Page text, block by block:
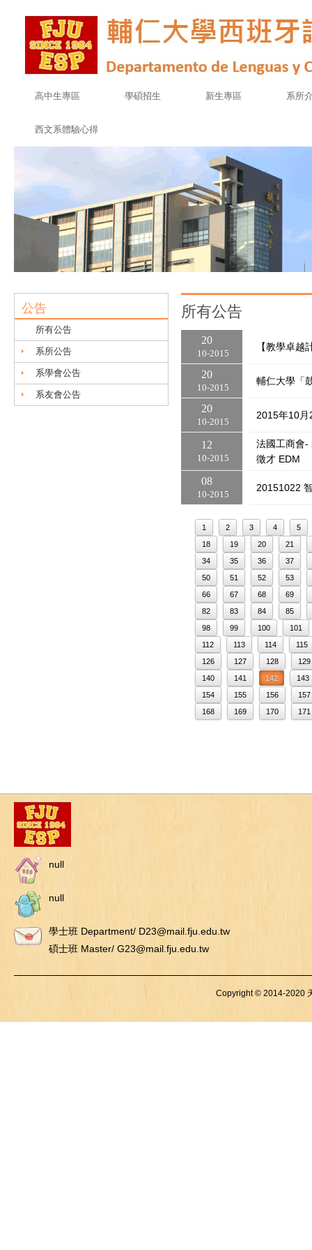
高中生專區 學碩招生 新生專區 系所
西文系體驗心得
公告
所有公告
系所公告
系學會公告
系友會公告
所有公告
10 2015
20
【教學卓
10 2015
20
輔仁大學「
10 2015
20
2015年10月
10 2015
12
法國工商會-
徵才 EDM
10 2015
08
20151022
1 2 3 4
5
18
19 20
21
34
35 36
37
50
51 52
53
66
67 68
69
82
83 84
85
98
99 100
101
112
113 114
115
126
127 128
129
140
141 142
143
154
155 156
157
168
169 170 171
null
null
學士班 Department/ D23@mail.fju.edu.tw
碩士班 Master/ G23@mail.fju.edu.tw
Copyright © 2014-2020